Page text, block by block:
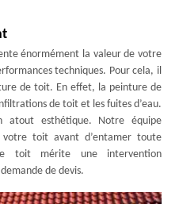
énormément la valeur de votre
techniques. Pour cela, il
de toit. En effet, la peinture de
de toit et les fuites d’eau.
atout esthétique. Notre équipe
votre toit avant d’entamer toute
toit mérite une intervention
de devis.